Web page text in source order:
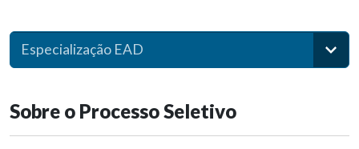
Especialização EAD
Sobre o Processo Seletivo